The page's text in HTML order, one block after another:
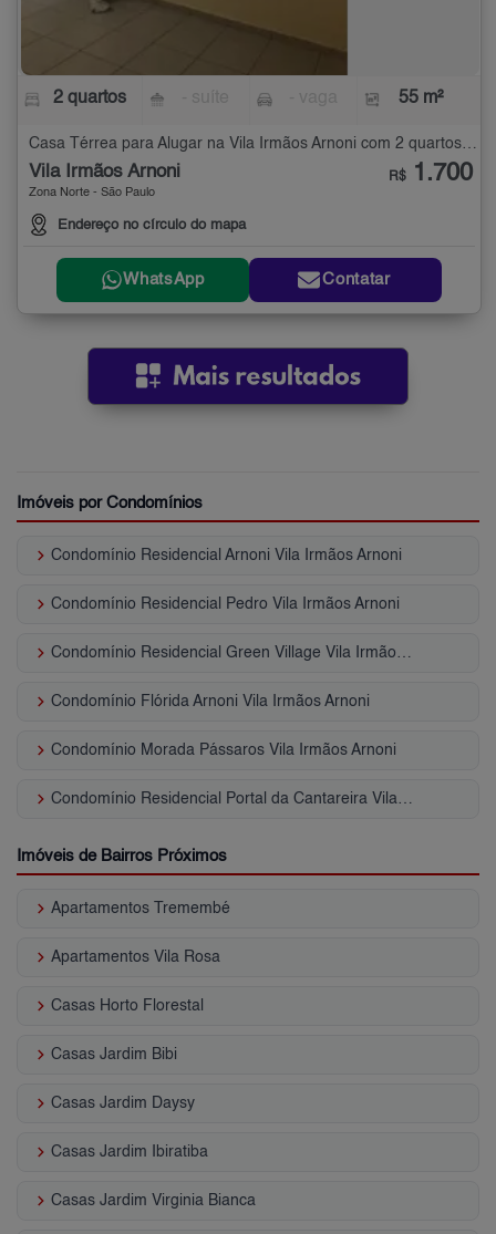
2 quartos 55 m²
Vila Irmãos Arnoni
Zona Norte - São Paulo
Endereço no círculo do mapa
R$ 1.700
WhatsApp Contatar
Imóveis por Condomínios
keyboard_arrow_right Condomínio Residencial Arnoni Vila Irmãos Arnoni
keyboard_arrow_right Condomínio Residencial Pedro Vila Irmãos Arnoni
keyboard_arrow_right Condomínio Residencial Green Village Vila Irmãos Arnoni
keyboard_arrow_right Condomínio Flórida Arnoni Vila Irmãos Arnoni
keyboard_arrow_right Condomínio Morada Pássaros Vila Irmãos Arnoni
keyboard_arrow_right Condomínio Residencial Portal da Cantareira Vila Irmãos Arnoni
Imóveis de Bairros Próximos
keyboard_arrow_right Apartamentos Tremembé
keyboard_arrow_right Apartamentos Vila Rosa
keyboard_arrow_right Casas Horto Florestal
keyboard_arrow_right Casas Jardim Bibi
keyboard_arrow_right Casas Jardim Daysy
keyboard_arrow_right Casas Jardim Ibiratiba
keyboard_arrow_right Casas Jardim Virginia Bianca